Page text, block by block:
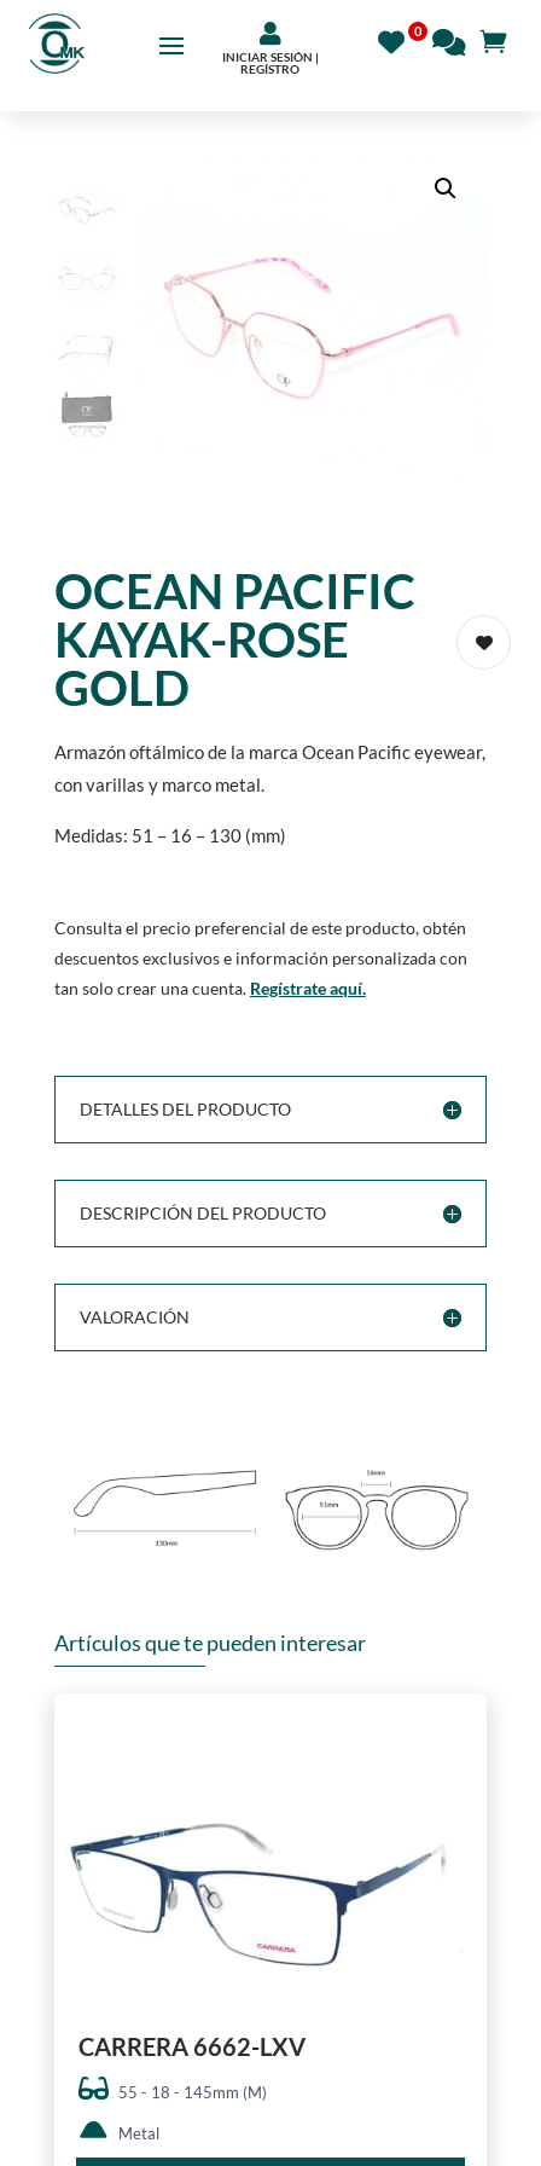

INICIAR SESIÓN |
REGÍSTRO
OCEAN PACIFIC
KAYAK-ROSE
GOLD
Armazón oftálmico de la marca Ocean Pacific eyewear,
con varillas y marco metal.
Medidas: 51 – 16 – 130 (mm)
Consulta el precio preferencial de este producto, obtén
descuentos exclusivos e información personalizada con
tan solo crear una cuenta. Regístrate aquí.
DETALLES DEL PRODUCTO
DESCRIPCIÓN DEL PRODUCTO
VALORACIÓN
Artículos que te pueden interesar
CARRERA 6662-LXV
55 - 18 - 145mm (M)
Metal